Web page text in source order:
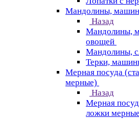
Мандолины,
Назад
Мандолины,
овощей
Мандолины,
Терки,
Мерная посуда
мерные)
Назад
Мерная
ложки